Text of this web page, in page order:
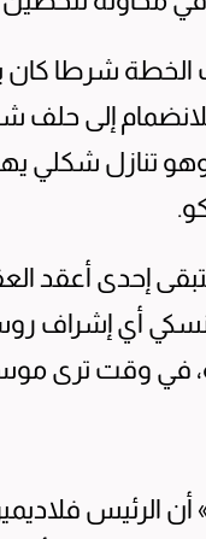
شرطا كان
إلى حلف
وهو تنازل
إحدى أعقد
أي إشراف
في وقت ترى
أن الرئيس